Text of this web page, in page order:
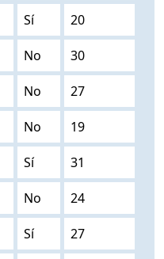
Sí 20
No 30
No 27
No 19
Sí 31
No 24
Sí 27